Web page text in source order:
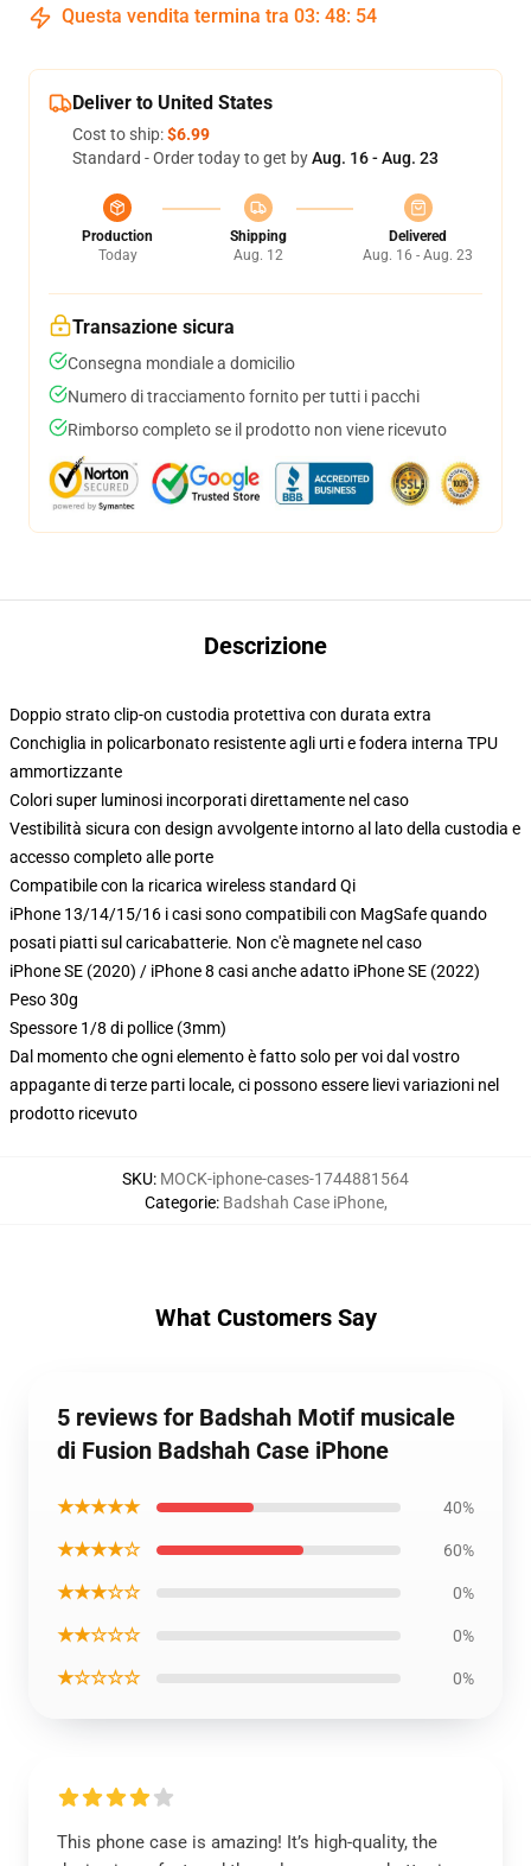
Questa vendita termina tra 03: 48: 54
Deliver to United States
Cost to ship:$6.99
Standard - Order today to get byAug. 16 - Aug. 23
Production
Today
Shipping
Aug. 12
Delivered
Aug. 16 - Aug. 23
Transazione sicura
Consegna mondiale a domicilio
Numero di tracciamento fornito per tutti i pacchi
Rimborso completo se il prodotto non viene ricevuto
Descrizione
Doppio strato clip-on custodia protettiva con durata extra
Conchiglia in policarbonato resistente agli urti e fodera interna TPU
ammortizzante
Colori super luminosi incorporati direttamente nel caso
Vestibilità sicura con design avvolgente intorno al lato della custodia e
accesso completo alle porte
Compatibile con la ricarica wireless standard Qi
iPhone 13/14/15/16 i casi sono compatibili con MagSafe quando
posati piatti sul caricabatterie. Non c'è magnete nel caso
iPhone SE (2020) / iPhone 8 casi anche adatto iPhone SE (2022)
Peso 30g
Spessore 1/8 di pollice (3mm)
Dal momento che ogni elemento è fatto solo per voi dal vostro
appagante di terze parti locale, ci possono essere lievi variazioni nel
prodotto ricevuto
SKU: MOCK-iphone-cases-1744881564
Categorie: Badshah Case iPhone,
What Customers Say
5 reviews for Badshah Motif musicale
di Fusion Badshah Case iPhone
★★★★★ 40%
★★★★☆ 60%
★★★☆☆ 0%
★★☆☆☆ 0%
★☆☆☆☆ 0%
This phone case is amazing! It’s high-quality, the